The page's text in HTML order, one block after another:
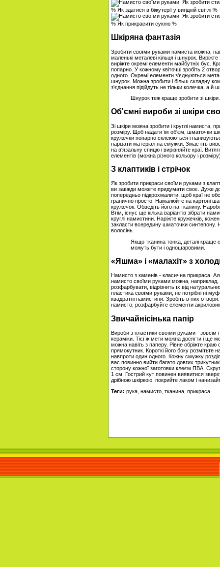
% Як здатися в біжутерії у вигідній світлі %
% Як прикрасити сукню %
Шкіряна фантазія
Зробити своїми руками намиста можна,
маленькі металеві кільця і ​​шнурок.
виріжте окремі елементи майбутніх бус.
попарно. У кожному квіточці зробіть 2
одного. Окремі елементи з'єднуються
шнурок. Можна зробити і більш складну
з'єднання підійдуть не тільки колечка, а й
Шнурок теж краще зробити зі
Об'ємні вироби зі шкіри
Зі шкіри можна зробити і круглі намиста,
розміру. Щоб надати їм об'єм, шматочки
кружечки попарно склеюються і
нарізати матеріал на смужки. Змастіть
на в'язальну спицю і вирівняйте краї.
елементів (можна різного кольору і
З клаптиків і стрічок
Як зробити прикраси своїми руками з
ви завжди можете придумати своє. Дуже
попередньо підкрохмалити, щоб краї не
гранично просто. Намалюйте на картоні
кружечок. Обведіть його на тканину.
Втім, існує ще кілька варіантів зібрати
круглі намистини. Наріжте кружечків,
закласти всередину шматочки
волосінь.
Якщо тканина тонка, деталі краще
можуть бути і одношаровими.
«Яшма» і «малахіт» з
Намисто з каменів - класична прикраса.
намисто своїми руками можна, наприклад,
розфарбувати, відрізнить їх від
пластика своїми руками, не потрібні ні
квадратні намистини. Зробіть в них
намисто, розфарбуйте елементи
Звичайнісінька папір
Вироби з пластики своїми руками - зовсім
кераміки. Тієї ж мети можна досягти і
можна навіть з паперу. Рівне обріжте
прямокутник. Короткі його боку розмітьте
навпроти один одного. Кожну смужку
вас повинно вийти багато довгих
сторону кожної заготовки клеєм ПВА.
1 см. Гострий кут повинен виявитися
дрібною шкіркою, покрийте лаком і
Теги: рука, намисто, тканина, прикраса